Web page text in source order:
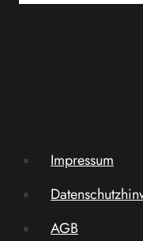
Impressum
AGB